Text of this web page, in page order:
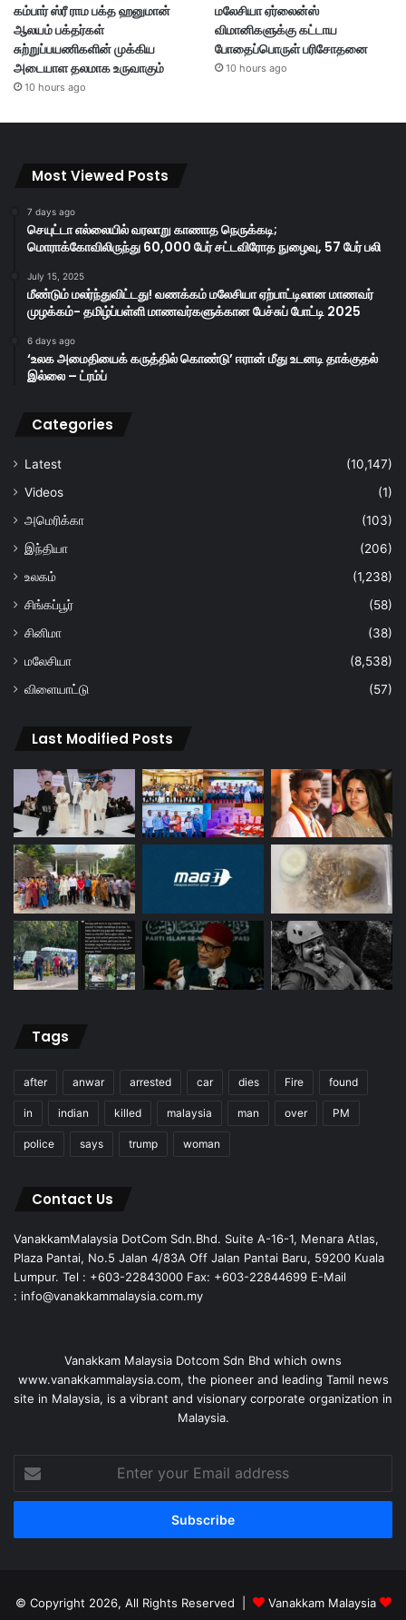
கம்பார் ஸ்ரீ ராம பக்த ஹனுமான்
ஆலயம் பக்தர்கள்
சுற்றுப்பயணிகளின் முக்கிய
அடையாள தலமாக உருவாகும்
10 hours ago
மலேசியா ஏர்லைன்ஸ்
விமானிகளுக்கு கட்டாய
போதைப்பொருள் பரிசோதனை
10 hours ago
Most Viewed Posts
7 days ago
செயுட்டா எல்லையில் வரலாறு காணாத நெருக்கடி;
மொராக்கோவிலிருந்து 60,000 பேர் சட்டவிரோத நுழைவு, 57 பேர் பலி
July 15, 2025
மீண்டும் மலர்ந்துவிட்டது! வணக்கம் மலேசியா ஏற்பாட்டிலான மாணவர்
முழக்கம்- தமிழ்ப்பள்ளி மாணவர்களுக்கான பேச்சுப் போட்டி 2025
6 days ago
‘உலக அமைதியைக் கருத்தில் கொண்டு’ ஈரான் மீது உடனடி தாக்குதல்
இல்லை – ட்ரம்ப்
Categories
Latest
(10,147)
Videos
(1)
அமெரிக்கா
(103)
இந்தியா
(206)
உலகம்
(1,238)
சிங்கப்பூர்
(58)
சினிமா
(38)
மலேசியா
(8,538)
விளையாட்டு
(57)
Last Modified Posts
Tags
after anwar arrested car dies Fire found
in indian killed malaysia man over PM
police says trump woman
Contact Us
VanakkamMalaysia DotCom Sdn.Bhd. Suite A-16-1, Menara Atlas,
Plaza Pantai, No.5 Jalan 4/83A Off Jalan Pantai Baru, 59200 Kuala
Lumpur. Tel : +603-22843000 Fax: +603-22844699 E-Mail
: info@vanakkammalaysia.com.my
Vanakkam Malaysia Dotcom Sdn Bhd which owns
www.vanakkammalaysia.com, the pioneer and leading Tamil news
site in Malaysia, is a vibrant and visionary corporate organization in
Malaysia.
your
Email
© Copyright 2026, All Rights Reserved | Vanakkam Malaysia